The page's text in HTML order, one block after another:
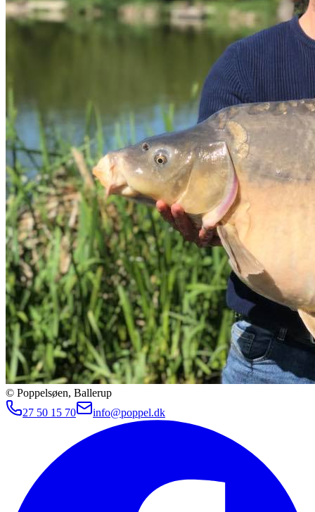
© Poppelsøen, Ballerup
27 50 15 70
info@poppel.dk